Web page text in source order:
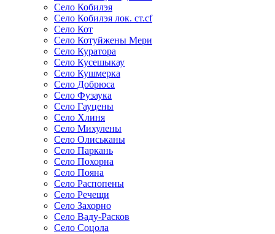
Село Кобилэя
Село Кобилэя лок. ст.cf
Село Кот
Село Котуйжены Мери
Село Куратора
Село Кусешыкау
Село Кушмерка
Село Добрюса
Село Фузаука
Село Гауцены
Село Хлиня
Село Михулены
Село Олиськаны
Село Паркань
Село Похорна
Село Пояна
Село Распопены
Село Речещи
Село Захорно
Село Ваду-Расков
Село Соцола